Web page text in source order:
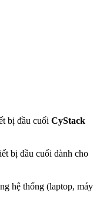
bị đầu cuối CyStack
bị đầu cuối dành cho
hệ thống (laptop, máy